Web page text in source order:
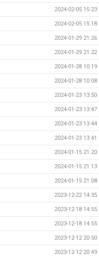
2024-02-05 15:23
2024-02-05 15:18
2024-01-29 21:26
2024-01-29 21:22
2024-01-28 10:19
2024-01-28 10:08
2024-01-23 13:50
2024-01-23 13:47
2024-01-23 13:44
2024-01-23 13:41
2024-01-15 21:20
2024-01-15 21:13
2024-01-15 21:08
2023-12-22 14:35
2023-12-18 14:55
2023-12-18 14:55
2023-12-12 20:50
2023-12-12 20:49